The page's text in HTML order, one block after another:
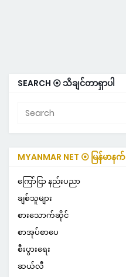
SEARCH ⦿ သိချင်တာရှာပါ
MYANMAR NET ⦿ မြန်မာနက်
ကြော်ငြာ နည်းပညာ
ချစ်သူများ
စားသောက်ဆိုင်
စာအုပ်စာပေ
စီးပွားရေး
ဆယ်လီ